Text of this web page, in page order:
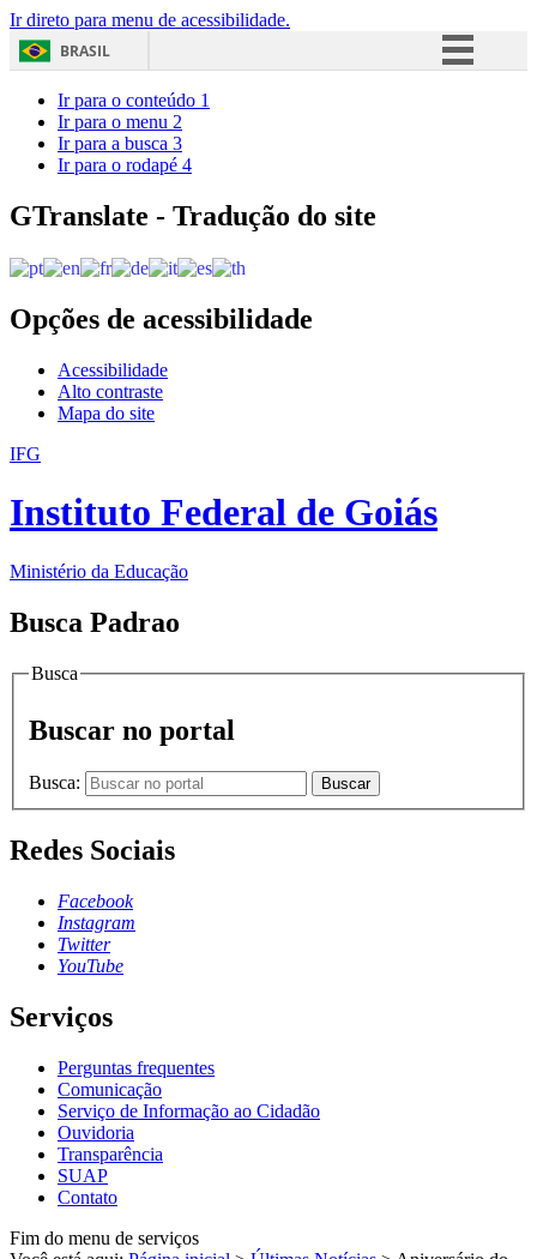
Ir direto para menu de acessibilidade.
BRASIL
Acesso à informação
Ir para o conteúdo 1
Ir para o menu 2
Ir para a busca 3
Ir para o rodapé 4
GTranslate - Tradução do site
Opções de acessibilidade
Acessibilidade
Alto contraste
Mapa do site
IFG
Instituto Federal de Goiás
Ministério da Educação
Busca Padrao
Busca
Buscar no portal
Busca: Buscar
Redes Sociais
Facebook
Instagram
Twitter
YouTube
Serviços
Perguntas frequentes
Comunicação
Serviço de Informação ao Cidadão
Ouvidoria
Transparência
SUAP
Contato
Fim do menu de serviços